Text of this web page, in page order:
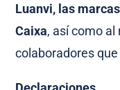
Luanvi, las
Caixa, así como
colaboradores